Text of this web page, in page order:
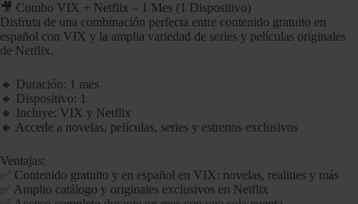
🎥 Combo VIX + Netflix – 1 Mes (1 Dispositivo)
Disfruta de una combinación perfecta entre contenido gratuito en
español con VIX y la amplia variedad de series y películas originales
de Netflix.
🔸 Duración: 1 mes
🔸 Dispositivo: 1
🔸 Incluye: VIX y Netflix
🔸 Accede a novelas, películas, series y estrenos exclusivos
Ventajas:
✅ Contenido gratuito y en español en VIX: novelas, realities y más
✅ Amplio catálogo y originales exclusivos en Netflix